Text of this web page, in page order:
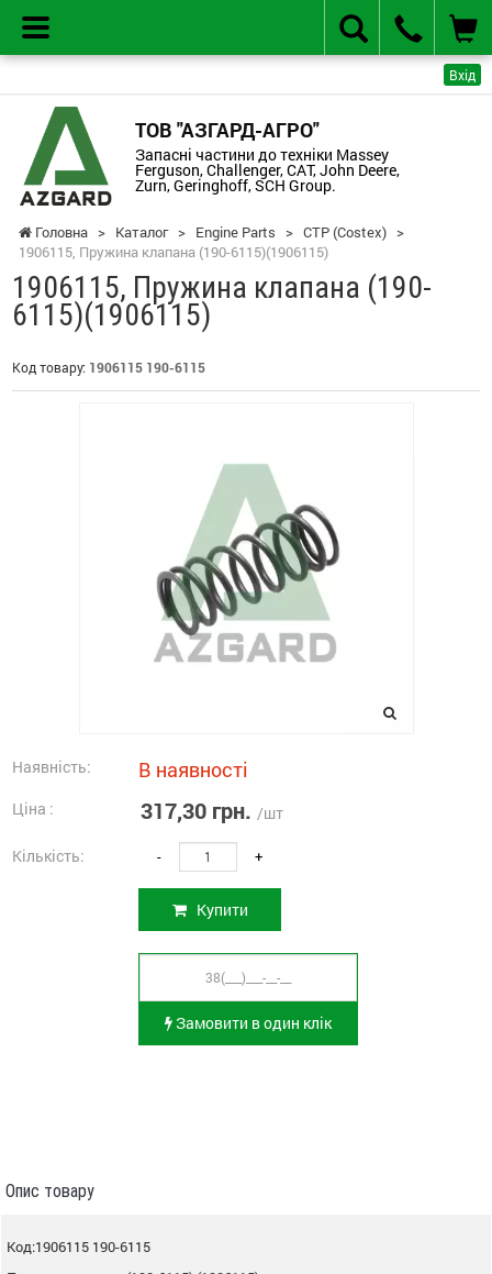
Вхід
ТОВ "АЗГАРД-АГРО"
Запасні частини до техніки Massey
Ferguson, Challenger, CAT, John Deere,
Zurn, Geringhoff, SCH Group.
Головна > Каталог > Engine Parts > CTP (Costex) >
1906115, Пружина клапана (190-6115)(1906115)
1906115, Пружина клапана (190-
6115)(1906115)
Код товару: 1906115 190-6115
Наявність: В наявності
Ціна : 317,30 грн. /шт
Кількість: - +
Купити
Замовити в один клік
Опис товару
Код:1906115 190-6115